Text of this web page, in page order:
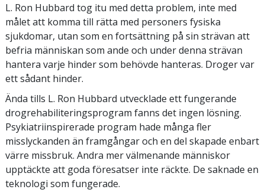
L. Ron Hubbard tog itu med detta problem, inte med
målet att komma till rätta med personers fysiska
sjukdomar, utan som en fortsättning på sin strävan att
befria människan som ande och under denna strävan
hantera varje hinder som behövde hanteras. Droger var
ett sådant hinder.
Ända tills L. Ron Hubbard utvecklade ett fungerande
drogrehabiliteringsprogram fanns det ingen lösning.
Psykiatriinspirerade program hade många fler
misslyckanden än framgångar och en del skapade enbart
värre missbruk. Andra mer välmenande människor
upptäckte att goda föresatser inte räckte. De saknade en
teknologi som fungerade.